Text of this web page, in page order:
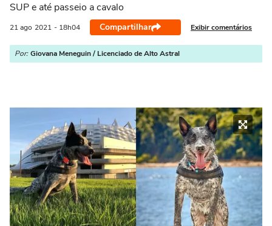
SUP e até passeio a cavalo
21 ago 2021 - 18h04 Compartilhar Exibir comentários
Por: Giovana Meneguin / Licenciado de Alto Astral